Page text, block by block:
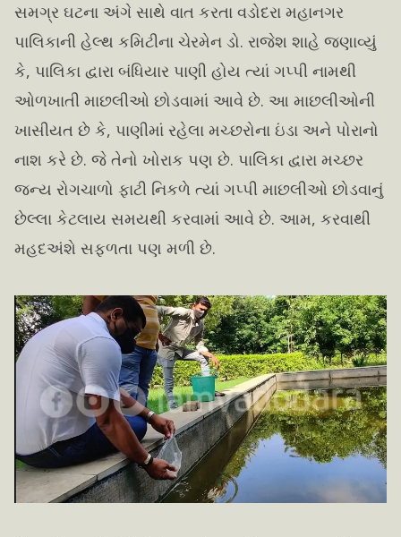
સમગ્ર ઘટના અંગે સાથે વાત કરતા વડોદરા મહાનગર
પાલિકાની હેલ્થ કમિટીના ચેરમેન ડો. રાજેશ શાહે જણાવ્યું
કે, પાલિકા દ્વારા બંધિયાર પાણી હોય ત્યાં ગપ્પી નામથી
ઓળખાતી માછલીઓ છોડવામાં આવે છે. આ માછલીઓની
ખાસીયત છે કે, પાણીમાં રહેલા મચ્છરોના ઇંડા અને પોરાનો
નાશ કરે છે. જે તેનો ખોરાક પણ છે. પાલિકા દ્વારા મચ્છર
જન્ય રોગચાળો ફાટી નિકળે ત્યાં ગપ્પી માછલીઓ છોડવાનું
છેલ્લા કેટલાય સમયથી કરવામાં આવે છે. આમ, કરવાથી
મહદઅંશે સફળતા પણ મળી છે.